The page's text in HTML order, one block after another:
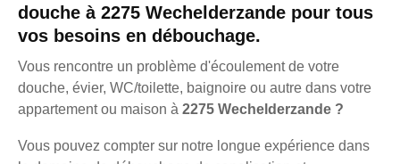
douche à 2275 Wechelderzande pour tous
vos besoins en débouchage.
Vous rencontre un problème d'écoulement de votre
douche, évier, WC/toilette, baignoire ou autre dans votre
appartement ou maison à 2275 Wechelderzande ?
Vous pouvez compter sur notre longue expérience dans